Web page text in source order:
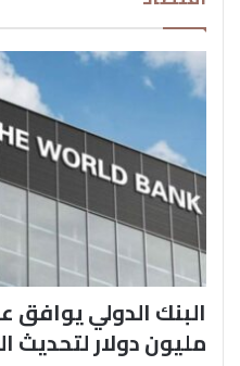
مليون دولار لتحديث